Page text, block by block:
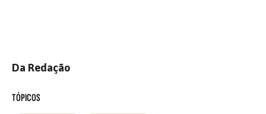
Da Redação
TÓPICOS